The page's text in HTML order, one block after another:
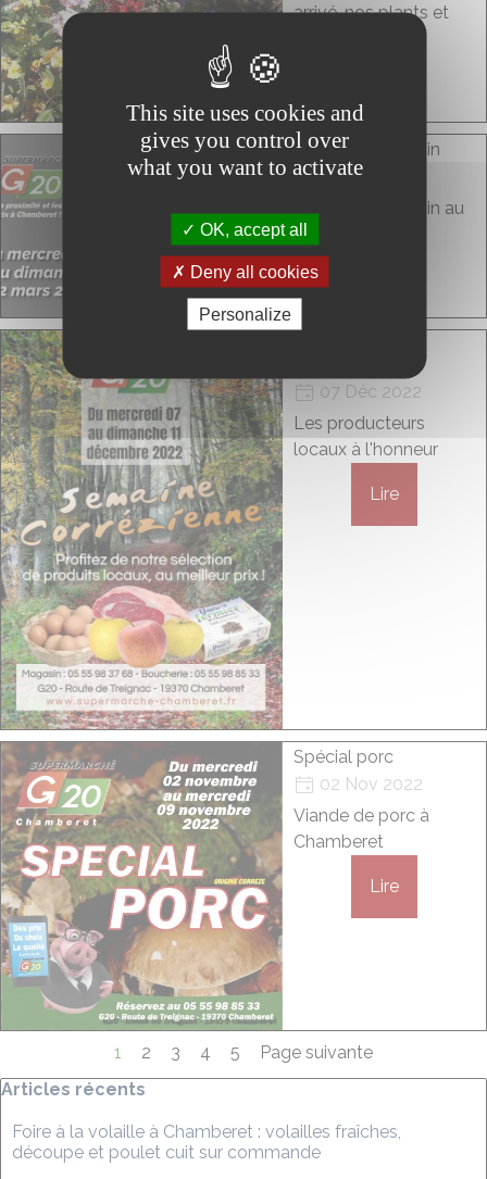
arrivé, nos plants et
Le bœuf Limousin
06 Mar 2023
Le bœuf Limousin au
meilleur prix
07 Déc 2022
Les producteurs
locaux à l'honneur
Lire
Spécial porc
02 Nov 2022
Viande de porc à
Chamberet
Lire
Page actuelle :
1 Aller à la page :
2 Aller à la page :
3 Aller à la page :
4 Aller à la page :
5
Page suivante
Sauter le bloc Articles récents
Articles récents
Foire à la volaille à Chamberet : volailles fraîches,
découpe et poulet cuit sur commande
This site uses cookies and
gives you control over
what you want to activate
OK, accept all
Deny all cookies
Personalize